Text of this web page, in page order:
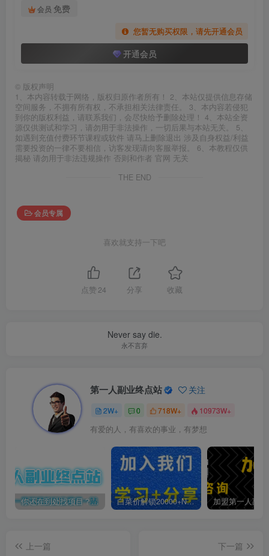
会员 免费
您暂无购买权限，请先开通会员
开通会员
© 版权声明
1、本内容转载于网络，版权归原作者所有！ 2、本站仅提供信息存储
空间服务，不拥有所有权，不承担相关法律责任。 3、本内容若侵犯
到你的版权利益，请联系我们，会尽快给予删除处理！ 4、本站全资
源仅供测试和学习，请勿用于非法操作，一切后果与本站无关。 5、
如遇到充值付费环节课程或软件 请马上删除退出 涉及自身权益/利益
需要投资的一律不要相信，访客发现请向客服举报。 6、本教程仅供
揭秘 请勿用于非法违规操作 否则和作者 官网 无关
THE END
会员专属
喜欢就支持一下吧
点赞 24 分享 收藏
Never say die.
永不言弃
第一人副业终点站 关注
2W+ 0 718W+ 10973W+
有爱的人，有喜欢的事业，有梦想
你还在到处找项目？还在当韭菜？我靠卖项目一个月收入5万+，曾经我也是个失败者。 白菜价解锁20000+N个赚钱机会，加入第一人副业终点站会员，全站资源免费学习。
上一篇
下一篇